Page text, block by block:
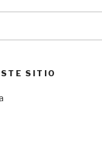
SITIO